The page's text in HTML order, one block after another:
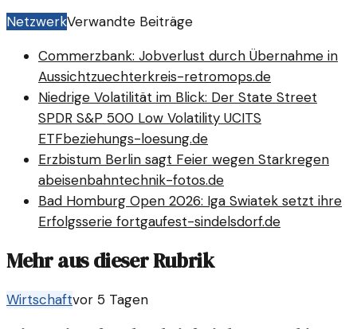
NetzwerkVerwandte Beiträge
Commerzbank: Jobverlust durch Übernahme in
Aussichtzuechterkreis-retromops.de
Niedrige Volatilität im Blick: Der State Street
SPDR S&P 500 Low Volatility UCITS
ETFbeziehungs-loesung.de
Erzbistum Berlin sagt Feier wegen Starkregen
abeisenbahntechnik-fotos.de
Bad Homburg Open 2026: Iga Swiatek setzt ihre
Erfolgsserie fortgaufest-sindelsdorf.de
Mehr aus dieser Rubrik
Wirtschaftvor 5 Tagen